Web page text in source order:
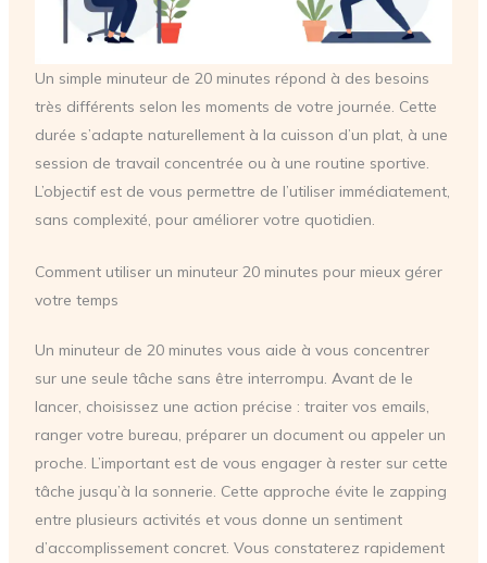
Un simple minuteur de 20 minutes répond à des besoins
très différents selon les moments de votre journée. Cette
durée s’adapte naturellement à la cuisson d’un plat, à une
session de travail concentrée ou à une routine sportive.
L’objectif est de vous permettre de l’utiliser immédiatement,
sans complexité, pour améliorer votre quotidien.
Comment utiliser un minuteur 20 minutes pour mieux gérer
votre temps
Un minuteur de 20 minutes vous aide à vous concentrer
sur une seule tâche sans être interrompu. Avant de le
lancer, choisissez une action précise : traiter vos emails,
ranger votre bureau, préparer un document ou appeler un
proche. L’important est de vous engager à rester sur cette
tâche jusqu’à la sonnerie. Cette approche évite le zapping
entre plusieurs activités et vous donne un sentiment
d’accomplissement concret. Vous constaterez rapidement